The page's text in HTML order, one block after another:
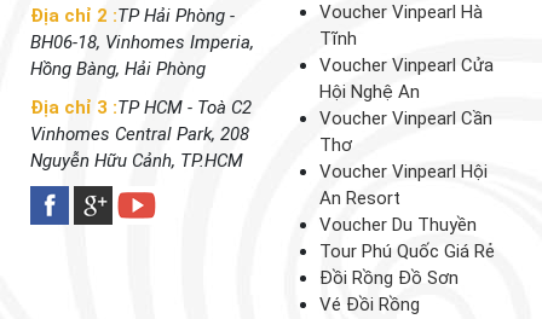
Địa chỉ 2 :TP Hải Phòng -
BH06-18, Vinhomes Imperia,
Hồng Bàng, Hải Phòng
Địa chỉ 3 :TP HCM - Toà C2
Vinhomes Central Park, 208
Nguyễn Hữu Cảnh, TP.HCM
Voucher Vinpearl Hà
Tĩnh
Voucher Vinpearl Cửa
Hội Nghệ An
Voucher Vinpearl Cần
Thơ
Voucher Vinpearl Hội
An Resort
Voucher Du Thuyền
Tour Phú Quốc Giá Rẻ
Đồi Rồng Đồ Sơn
Vé Đồi Rồng